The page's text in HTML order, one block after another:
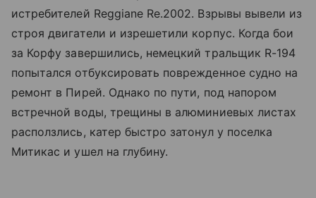
истребителей Reggiane Re.2002. Взрывы вывели из
строя двигатели и изрешетили корпус. Когда бои
за Корфу завершились, немецкий тральщик R-194
попытался отбуксировать поврежденное судно на
ремонт в Пирей. Однако по пути, под напором
встречной воды, трещины в алюминиевых листах
расползлись, катер быстро затонул у поселка
Митикас и ушел на глубину.